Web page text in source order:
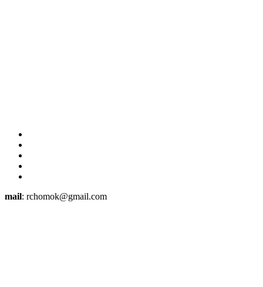
mail: rchomok@gmail.com